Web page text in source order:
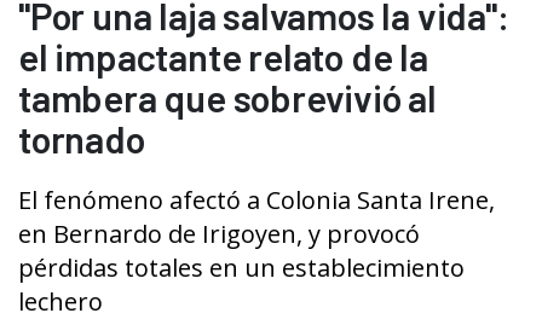
"Por una laja salvamos la vida":
el impactante relato de la
tambera que sobrevivió al
tornado
El fenómeno afectó a Colonia Santa Irene,
en Bernardo de Irigoyen, y provocó
pérdidas totales en un establecimiento
lechero